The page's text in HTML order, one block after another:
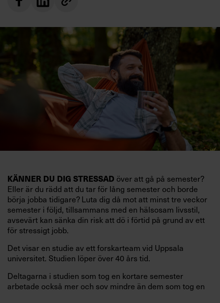
KÄNNER DU DIG STRESSAD över att gå på semester?
Eller är du rädd att du tar för lång semester och borde
börja jobba tidigare? Luta dig då mot att minst tre veckor
semester i följd, tillsammans med en hälsosam livsstil,
avsevärt kan sänka din risk att dö i förtid på grund av ett
för stressigt jobb.
Det visar en studie av ett forskarteam vid Uppsala
universitet. Studien löper över 40 års tid.
Deltagarna i studien som tog en kortare semester
arbetade också mer och sov mindre än dem som tog en